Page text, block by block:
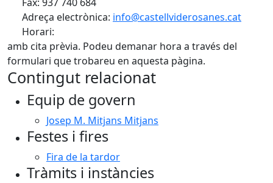
Adreça electrònica: info@castellviderosanes.cat
Horari:
amb cita prèvia. Podeu demanar hora a través del
formulari que trobareu en aquesta pàgina.
Contingut relacionat
Equip de govern
Josep M. Mitjans Mitjans
Festes i fires
Fira de la tardor
Tràmits i instàncies